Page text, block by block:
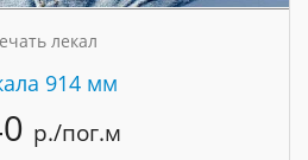
лекал
914 мм
р./пог.м